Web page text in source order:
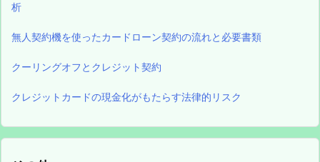
析
無人契約機を使ったカードローン契約の流れと必要書類
クーリングオフとクレジット契約
クレジットカードの現金化がもたらす法律的リスク